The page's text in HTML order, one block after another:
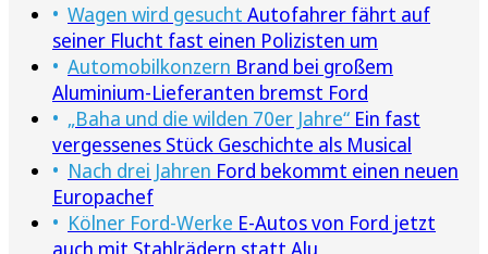
Wagen wird gesucht Autofahrer fährt auf
seiner Flucht fast einen Polizisten um
Automobilkonzern Brand bei großem
Aluminium-Lieferanten bremst Ford
„Baha und die wilden 70er Jahre“ Ein fast
vergessenes Stück Geschichte als Musical
Nach drei Jahren Ford bekommt einen neuen
Europachef
Kölner Ford-Werke E-Autos von Ford jetzt